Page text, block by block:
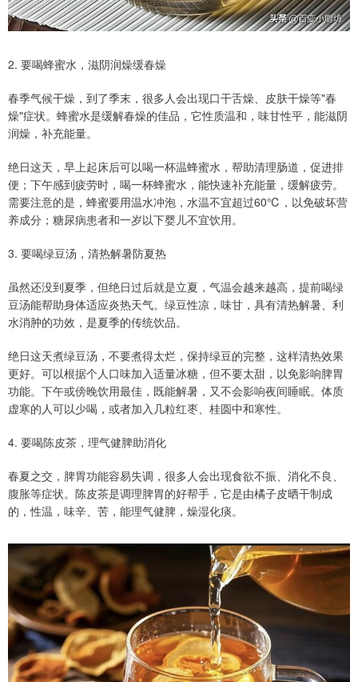
2. 要喝蜂蜜水，滋阴润燥缓春燥
春季气候干燥，到了季末，很多人会出现口干舌燥、皮肤干燥等"春
燥"症状。蜂蜜水是缓解春燥的佳品，它性质温和，味甘性平，能滋阴
润燥，补充能量。
绝日这天，早上起床后可以喝一杯温蜂蜜水，帮助清理肠道，促进排
便；下午感到疲劳时，喝一杯蜂蜜水，能快速补充能量，缓解疲劳。
需要注意的是，蜂蜜要用温水冲泡，水温不宜超过60℃，以免破坏营
养成分；糖尿病患者和一岁以下婴儿不宜饮用。
3. 要喝绿豆汤，清热解暑防夏热
虽然还没到夏季，但绝日过后就是立夏，气温会越来越高，提前喝绿
豆汤能帮助身体适应炎热天气。绿豆性凉，味甘，具有清热解暑、利
水消肿的功效，是夏季的传统饮品。
绝日这天煮绿豆汤，不要煮得太烂，保持绿豆的完整，这样清热效果
更好。可以根据个人口味加入适量冰糖，但不要太甜，以免影响脾胃
功能。下午或傍晚饮用最佳，既能解暑，又不会影响夜间睡眠。体质
虚寒的人可以少喝，或者加入几粒红枣、桂圆中和寒性。
4. 要喝陈皮茶，理气健脾助消化
春夏之交，脾胃功能容易失调，很多人会出现食欲不振、消化不良、
腹胀等症状。陈皮茶是调理脾胃的好帮手，它是由橘子皮晒干制成
的，性温，味辛、苦，能理气健脾，燥湿化痰。